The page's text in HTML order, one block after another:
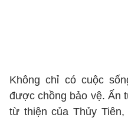
Không chỉ có cuộc
được chồng bảo vệ. Ấn
từ thiện của Thủy